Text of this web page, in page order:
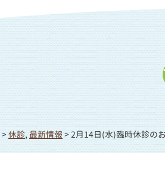
>休診, 最新情報 >2月14日(水)臨時休診の